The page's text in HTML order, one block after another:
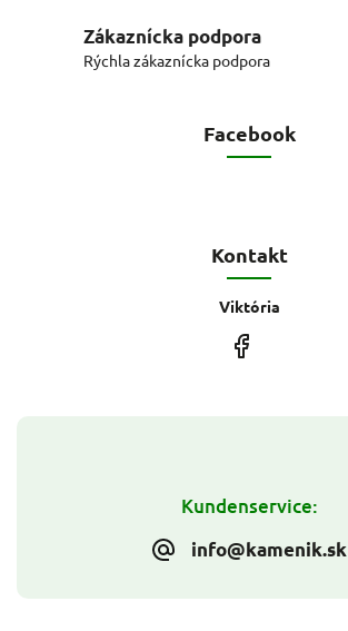
Zákaznícka podpora
Rýchla zákaznícka podpora
Kundenservice:
info@kamenik.sk
Facebook
Kontakt
Viktória